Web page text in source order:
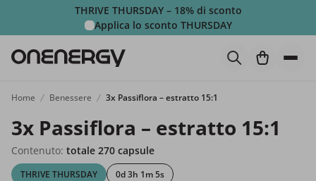
THRIVE THURSDAY – 18% di sconto
Applica lo sconto THURSDAY
Home Benessere 3x Passiflora – estratto 15:1
3x Passiflora – estratto 15:1
Contenuto: totale 270 capsule
THRIVE THURSDAY 0d 3h 1m 3s